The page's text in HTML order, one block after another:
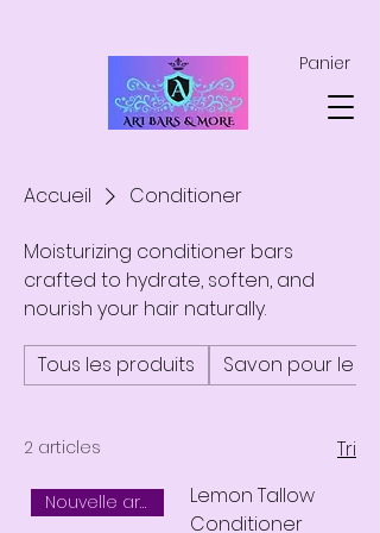
Panier
Accueil Conditioner
Moisturizing conditioner bars
crafted to hydrate, soften, and
nourish your hair naturally.
Tous les produits Savon pour le
2 articles Tri
Nouvelle arrivée
Lemon Tallow
Conditioner